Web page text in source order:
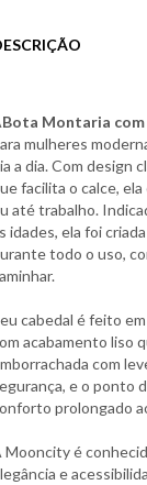
Bota Montaria
mulheres
a dia. Com design
facilita o calce,
até trabalho.
idades, ela foi
todo o uso,
cabedal é feito
acabamento liso
com
e o ponto
prolongado
Mooncity é
e